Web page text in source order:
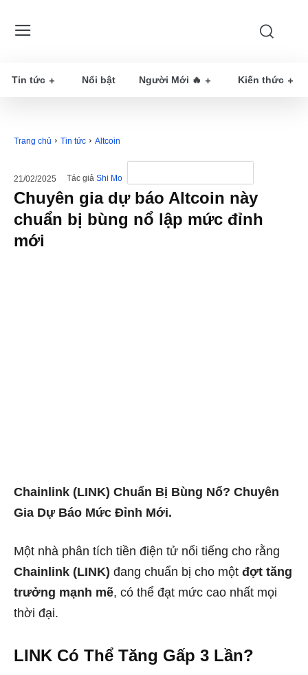
Tin tức Nổi bật Người Mới 🔥 Kiến thức
Trang chủ Tin tức Altcoin
21/02/2025 Tác giả Shi Mo
Chuyên gia dự báo Altcoin này
chuẩn bị bùng nổ lập mức đỉnh
mới
Chainlink (LINK) Chuẩn Bị Bùng Nổ? Chuyên
Gia Dự Báo Mức Đỉnh Mới.
Một nhà phân tích tiền điện tử nổi tiếng cho rằng
Chainlink (LINK) đang chuẩn bị cho một đợt tăng
trưởng mạnh mẽ, có thể đạt mức cao nhất mọi
thời đại.
LINK Có Thể Tăng Gấp 3 Lần?